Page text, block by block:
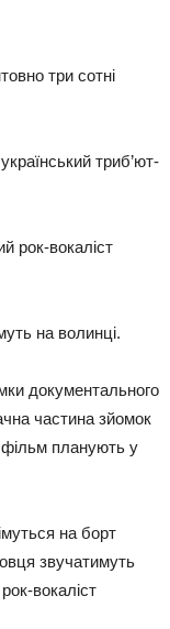
три сотні
триб’ют-
рок-вокаліст
на волинці.
документального
частина зйомок
фільм планують у
на борт
звучатимуть
вокаліст